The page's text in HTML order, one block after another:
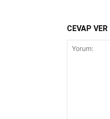
CEVAP VER